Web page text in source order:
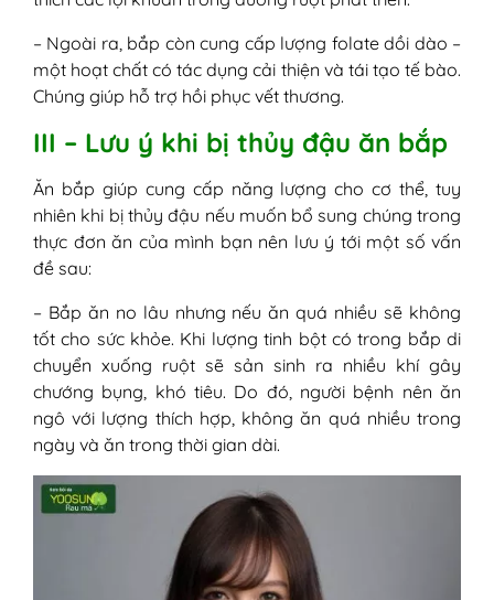
– Ngoài ra, bắp còn cung cấp lượng folate dồi dào –
một hoạt chất có tác dụng cải thiện và tái tạo tế bào.
Chúng giúp hỗ trợ hồi phục vết thương.
III – Lưu ý khi bị thủy đậu ăn bắp
Ăn bắp giúp cung cấp năng lượng cho cơ thể, tuy
nhiên khi bị thủy đậu nếu muốn bổ sung chúng trong
thực đơn ăn của mình bạn nên lưu ý tới một số vấn
đề sau:
– Bắp ăn no lâu nhưng nếu ăn quá nhiều sẽ không
tốt cho sức khỏe. Khi lượng tinh bột có trong bắp di
chuyển xuống ruột sẽ sản sinh ra nhiều khí gây
chướng bụng, khó tiêu. Do đó, người bệnh nên ăn
ngô với lượng thích hợp, không ăn quá nhiều trong
ngày và ăn trong thời gian dài.